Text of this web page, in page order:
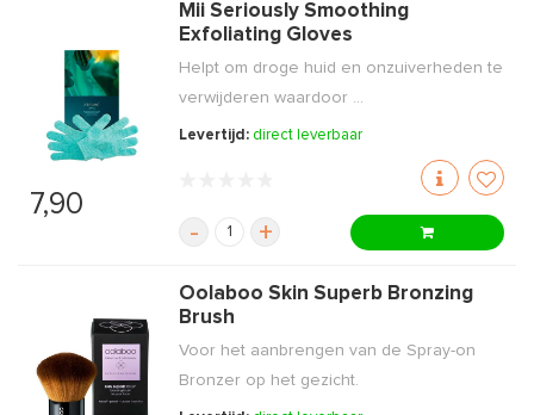
7,90
Mii Seriously Smoothing
Exfoliating Gloves
Helpt om droge huid en onzuiverheden te
verwijderen waardoor ...
Levertijd: direct leverbaar
- +
Oolaboo Skin Superb Bronzing
Brush
Voor het aanbrengen van de Spray-on
Bronzer op het gezicht.